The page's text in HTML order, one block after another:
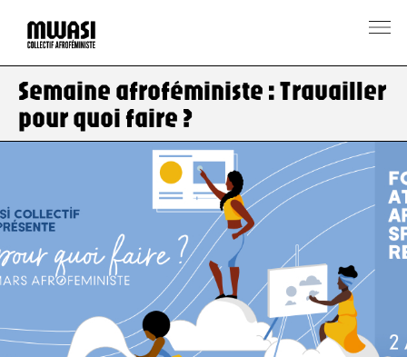
Semaine afroféministe : Travailler
pour quoi faire ?